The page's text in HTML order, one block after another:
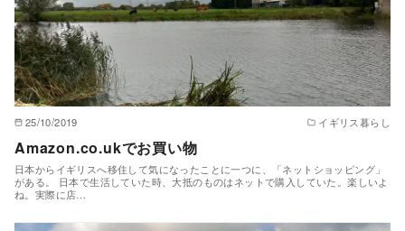
25/10/2019 イギリス暮らし
Amazon.co.ukでお買い物
日本からイギリスへ移住して気になったことに一つに、「ネットショッピング」
がある。 日本で生活していた時、大抵のものはネットで購入していた。楽しいよ
ね。実際に店…